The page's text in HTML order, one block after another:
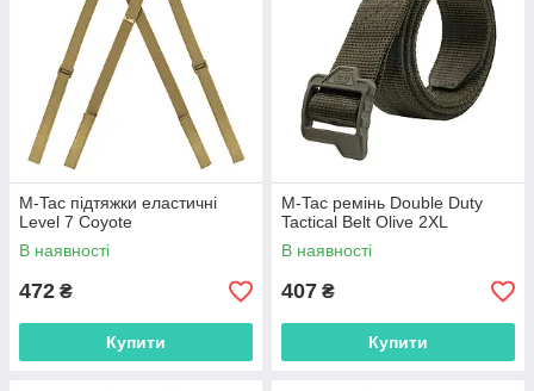
M-Tac підтяжки еластичні
Level 7 Coyote
В наявності
472 ₴
Купити
M-Tac ремінь Double Duty
Tactical Belt Olive 2XL
В наявності
407 ₴
Купити